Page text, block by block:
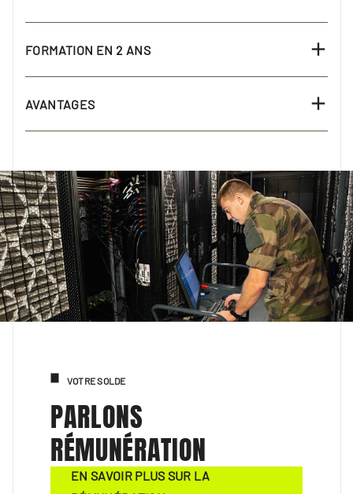
FORMATION EN 2 ANS
AVANTAGES
VOTRE SOLDE
PARLONS
RÉMUNÉRATION
EN SAVOIR PLUS SUR LA